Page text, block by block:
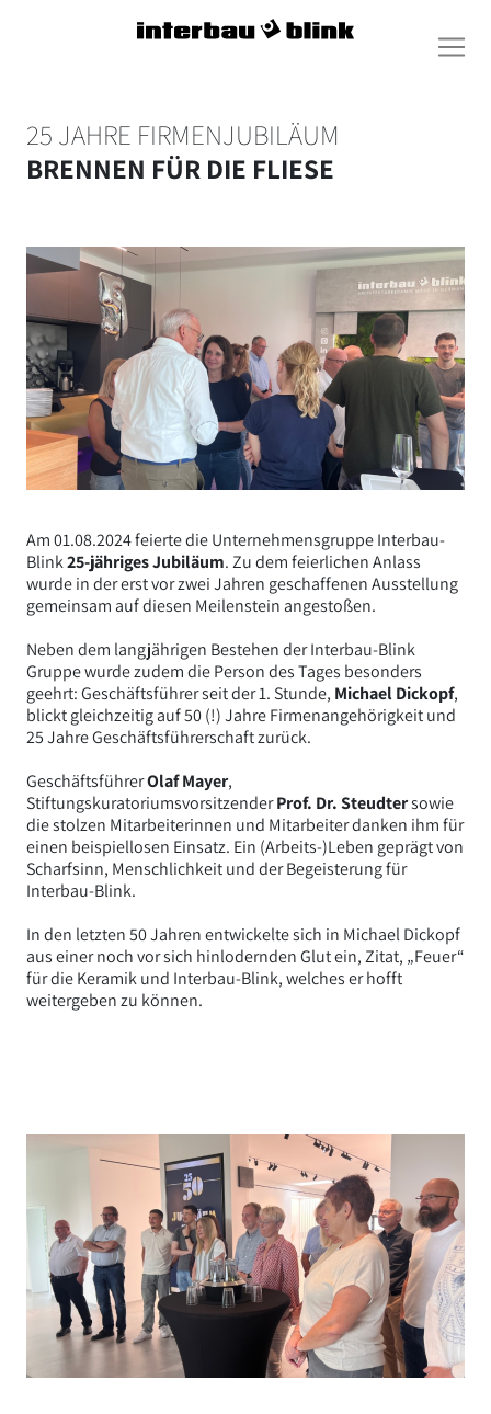
25 JAHRE FIRMENJUBILÄUM
BRENNEN FÜR DIE FLIESE
Am 01.08.2024 feierte die Unternehmensgruppe Interbau-
Blink25-jähriges Jubiläum. Zu dem feierlichen Anlass
wurde in der erst vor zwei Jahren geschaffenen Ausstellung
gemeinsam auf diesen Meilenstein angestoßen.
Neben dem langjährigen Bestehen der Interbau-Blink
Gruppe wurde zudem die Person des Tages besonders
geehrt: Geschäftsführer seit der 1. Stunde, Michael Dickopf,
blickt gleichzeitig auf 50 (!) Jahre Firmenangehörigkeit und
25 Jahre Geschäftsführerschaft zurück.
GeschäftsführerOlaf Mayer,
StiftungskuratoriumsvorsitzenderProf. Dr. Steudtersowie
die stolzen Mitarbeiterinnen und Mitarbeiter danken ihm für
einen beispiellosen Einsatz. Ein (Arbeits-)Leben geprägt von
Scharfsinn, Menschlichkeit und der Begeisterung für
Interbau-Blink.
In den letzten 50 Jahren entwickelte sich in Michael Dickopf
aus einer noch vor sich hinlodernden Glut ein, Zitat, „Feuer“
für die Keramik und Interbau-Blink, welches er hofft
weitergeben zu können.